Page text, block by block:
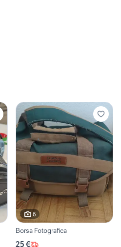
6
Borsa Fotografica
25 €